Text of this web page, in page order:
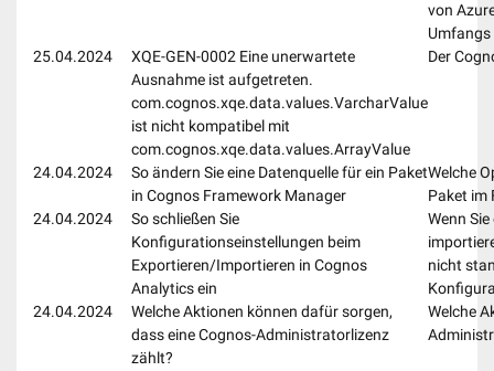
von
Umfangs
25.04.2024
XQE-GEN-0002 Eine unerwartete
Ausnahme ist aufgetreten.
com.cognos.xqe.data.values.VarcharValue
ist nicht kompatibel mit
com.cognos.xqe.data.values.ArrayValue
Der
24.04.2024
So ändern Sie eine Datenquelle für ein Paket
in Cognos Framework Manager
Welche
Paket im
24.04.2024
So schließen Sie
Konfigurationseinstellungen beim
Exportieren/Importieren in Cognos
Analytics ein
Wenn
nicht
24.04.2024
Welche Aktionen können dafür sorgen,
dass eine Cognos-Administratorlizenz
zählt?
Welche